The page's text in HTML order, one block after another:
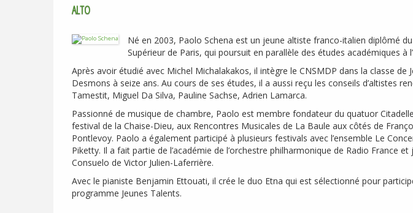
ALTO
Né en 2003, Paolo Schena est un jeune altiste franco-italien diplômé
Supérieur de Paris, qui poursuit en parallèle des études académiques à l’
Après avoir étudié avec Michel Michalakakos, il intègre le CNSMDP dans la classe de
Desmons à seize ans. Au cours de ses études, il a aussi reçu les conseils d’altistes
Tamestit, Miguel Da Silva, Pauline Sachse, Adrien Lamarca.
Passionné de musique de chambre, Paolo est membre fondateur du quatuor
festival de la Chaise-Dieu, aux Rencontres Musicales de La Baule aux côtés de
Pontlevoy. Paolo a également participé à plusieurs festivals avec l’ensemble Le
Piketty. Il a fait partie de l’académie de l’orchestre philharmonique de Radio France et
Consuelo de Victor Julien-Laferrière.
Avec le pianiste Benjamin Ettouati, il crée le duo Etna qui est sélectionné pour
programme Jeunes Talents.